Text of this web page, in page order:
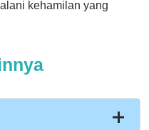
kehamilan yang